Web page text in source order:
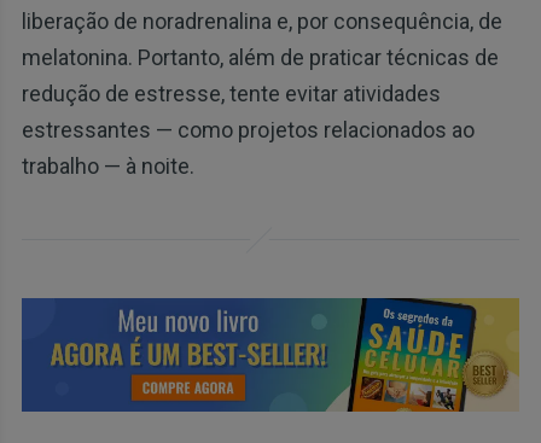
liberação de noradrenalina e, por consequência, de
melatonina. Portanto, além de praticar técnicas de
redução de estresse, tente evitar atividades
estressantes — como projetos relacionados ao
trabalho — à noite.